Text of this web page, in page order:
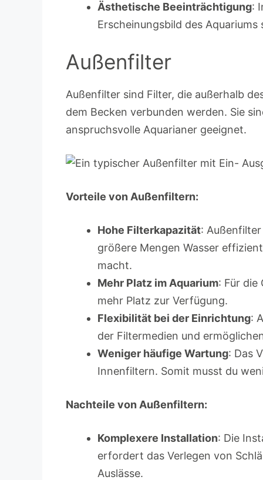
Ästhetische Beeinträchtigung:
Erscheinungsbild des
Außenfilter
Außenfilter sind Filter, die außerhalb
dem Becken verbunden werden. Sie
anspruchsvolle Aquarianer geeignet.
Vorteile von Außenfiltern:
Hohe Filterkapazität:
größere Mengen Wasser
macht.
Mehr Platz im Aquarium: Für die
mehr Platz zur Verfügung.
Flexibilität bei der Einrichtung:
der Filtermedien und
Weniger häufige Wartung: Das
Innenfiltern. Somit musst du
Nachteile von Außenfiltern:
Komplexere Installation: Die
erfordert das Verlegen von
Auslässe.